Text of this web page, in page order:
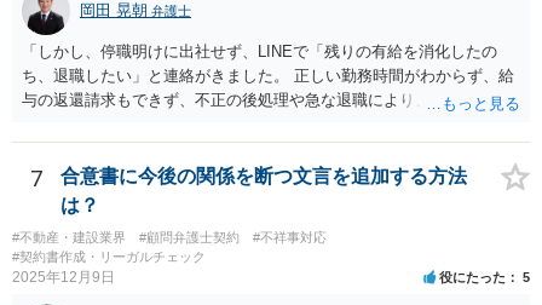
岡田 晃朝 弁護士
「しかし、停職明けに出社せず、LINEで「残りの有給を消化したの
ち、退職したい」と連絡がきました。 正しい勤務時間がわからず、給
与の返還請求もできず、不正の後処理や急な退職により、社や他のス
状況です。」 大変悪質ですね。打刻場所のデータと、これまでのタイ
ムカードの虚偽を確認し、突き付けて責任を問題にすることになるで
しょう。 詐欺もありうるでしょうね。 「正しい時間がわからないとい
うタイムカード不正打刻による返還請求はどのようにおこなえばよい
でしょうか？」 想定できる虚偽を前提に、相手と協議して詰めればよ
いかと思います。 確実な記録があれば、それによるのがよいですが、
7
合意書に今後の関係を断つ文言を追加する方法
は？
#不動産・建設業界 #顧問弁護士契約
#不祥事対応
#契約書作成・リーガルチェック
2025年12月9日 役にたった 5